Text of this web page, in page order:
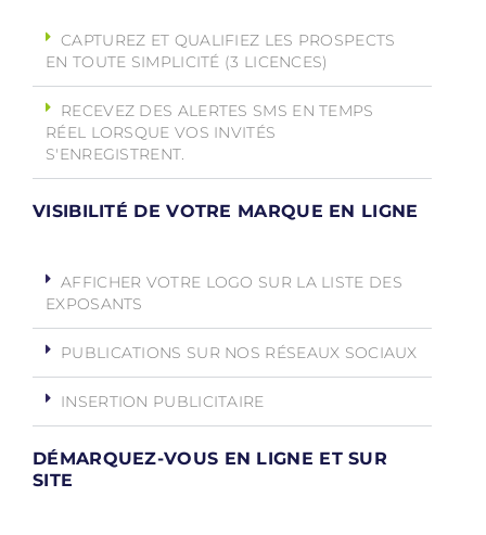
CAPTUREZ ET QUALIFIEZ LES PROSPECTS
EN TOUTE SIMPLICITÉ (3 LICENCES)
RECEVEZ DES ALERTES SMS EN TEMPS
RÉEL LORSQUE VOS INVITÉS
S'ENREGISTRENT.
VISIBILITÉ DE VOTRE MARQUE EN LIGNE
AFFICHER VOTRE LOGO SUR LA LISTE DES
EXPOSANTS
PUBLICATIONS SUR NOS RÉSEAUX SOCIAUX
INSERTION PUBLICITAIRE
DÉMARQUEZ-VOUS EN LIGNE ET SUR
SITE